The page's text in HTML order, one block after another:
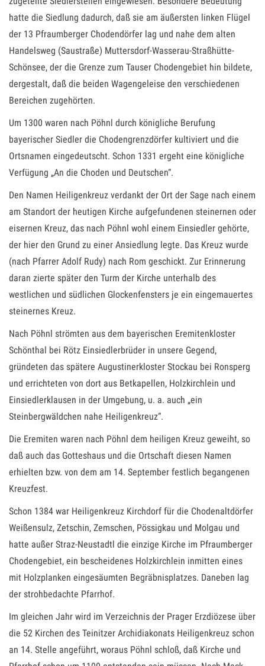
hatte die Siedlung dadurch, daß sie am äußersten linken Flügel
der 13 Pfraumberger Chodendörfer lag und nahe dem alten
Handelsweg (Saustraße) Muttersdorf-Wasserau-Straßhütte-
Schönsee, der die Grenze zum Tauser Chodengebiet hin bildete,
dergestalt, daß die beiden Wagengeleise den verschiedenen
Bereichen zugehörten.
Um 1300 waren nach Pöhnl durch königliche Berufung
bayerischer Siedler die Chodengrenzdörfer kultiviert und die
Ortsnamen eingedeutscht. Schon 1331 ergeht eine königliche
Verfügung „An die Choden und Deutschen“.
Den Namen Heiligenkreuz verdankt der Ort der Sage nach einem
am Standort der heutigen Kirche aufgefundenen steinernen oder
eisernen Kreuz, das nach Pöhnl wohl einem Einsiedler gehörte,
der hier den Grund zu einer Ansiedlung legte. Das Kreuz wurde
(nach Pfarrer Adolf Rudy) nach Rom geschickt. Zur Erinnerung
daran zierte später den Turm der Kirche unterhalb des
westlichen und südlichen Glockenfensters je ein eingemauertes
steinernes Kreuz.
Nach Pöhnl strömten aus dem bayerischen Eremitenkloster
Schönthal bei Rötz Einsiedlerbrüder in unsere Gegend,
gründeten das spätere Augustinerkloster Stockau bei Ronsperg
und errichteten von dort aus Betkapellen, Holzkirchlein und
Einsiedlerklausen in der Umgebung, u. a. auch „ein
Steinbergwäldchen nahe Heiligenkreuz“.
Die Eremiten waren nach Pöhnl dem heiligen Kreuz geweiht, so
daß auch das Gotteshaus und die Ortschaft diesen Namen
erhielten bzw. von dem am 14. September festlich begangenen
Kreuzfest.
Schon 1384 war Heiligenkreuz Kirchdorf für die Chodenaltdörfer
Weißensulz, Zetschin, Zemschen, Pössigkau und Molgau und
hatte außer Straz-Neustadtl die einzige Kirche im Pfraumberger
Chodengebiet, ein bescheidenes Holzkirchlein inmitten eines
mit Holzplanken eingesäumten Begräbnisplatzes. Daneben lag
der strohbedachte Pfarrhof.
Im gleichen Jahr wird im Verzeichnis der Prager Erzdiözese über
die 52 Kirchen des Teinitzer Archidiakonats Heiligenkreuz schon
an 14. Stelle angeführt, woraus Pöhnl schloß, daß Kirche und